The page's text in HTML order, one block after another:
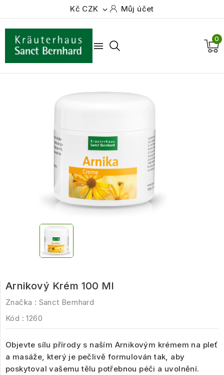
Kč CZK  Můj účet

0
Arnikový Krém 100 Ml
Značka : Sanct Bernhard
Kód : 1260
Objevte sílu přírody s naším Arnikovým krémem na pleť
a masáže, který je pečlivě formulován tak, aby
poskytoval vašemu tělu potřebnou péči a uvolnění.